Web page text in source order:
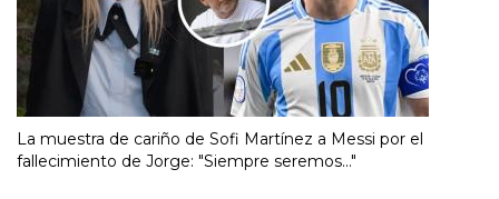
La muestra de cariño de Sofi Martínez a Messi por el
fallecimiento de Jorge: "Siempre seremos..."